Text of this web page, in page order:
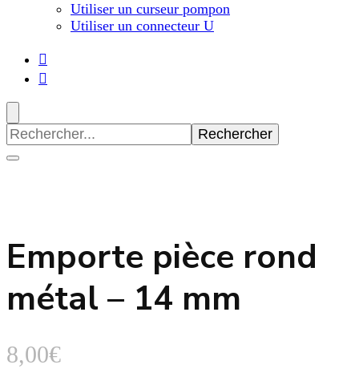
Utiliser un curseur pompon
Utiliser un connecteur U
Recherche
pour
:
Emporte pièce rond
métal – 14 mm
8,00€